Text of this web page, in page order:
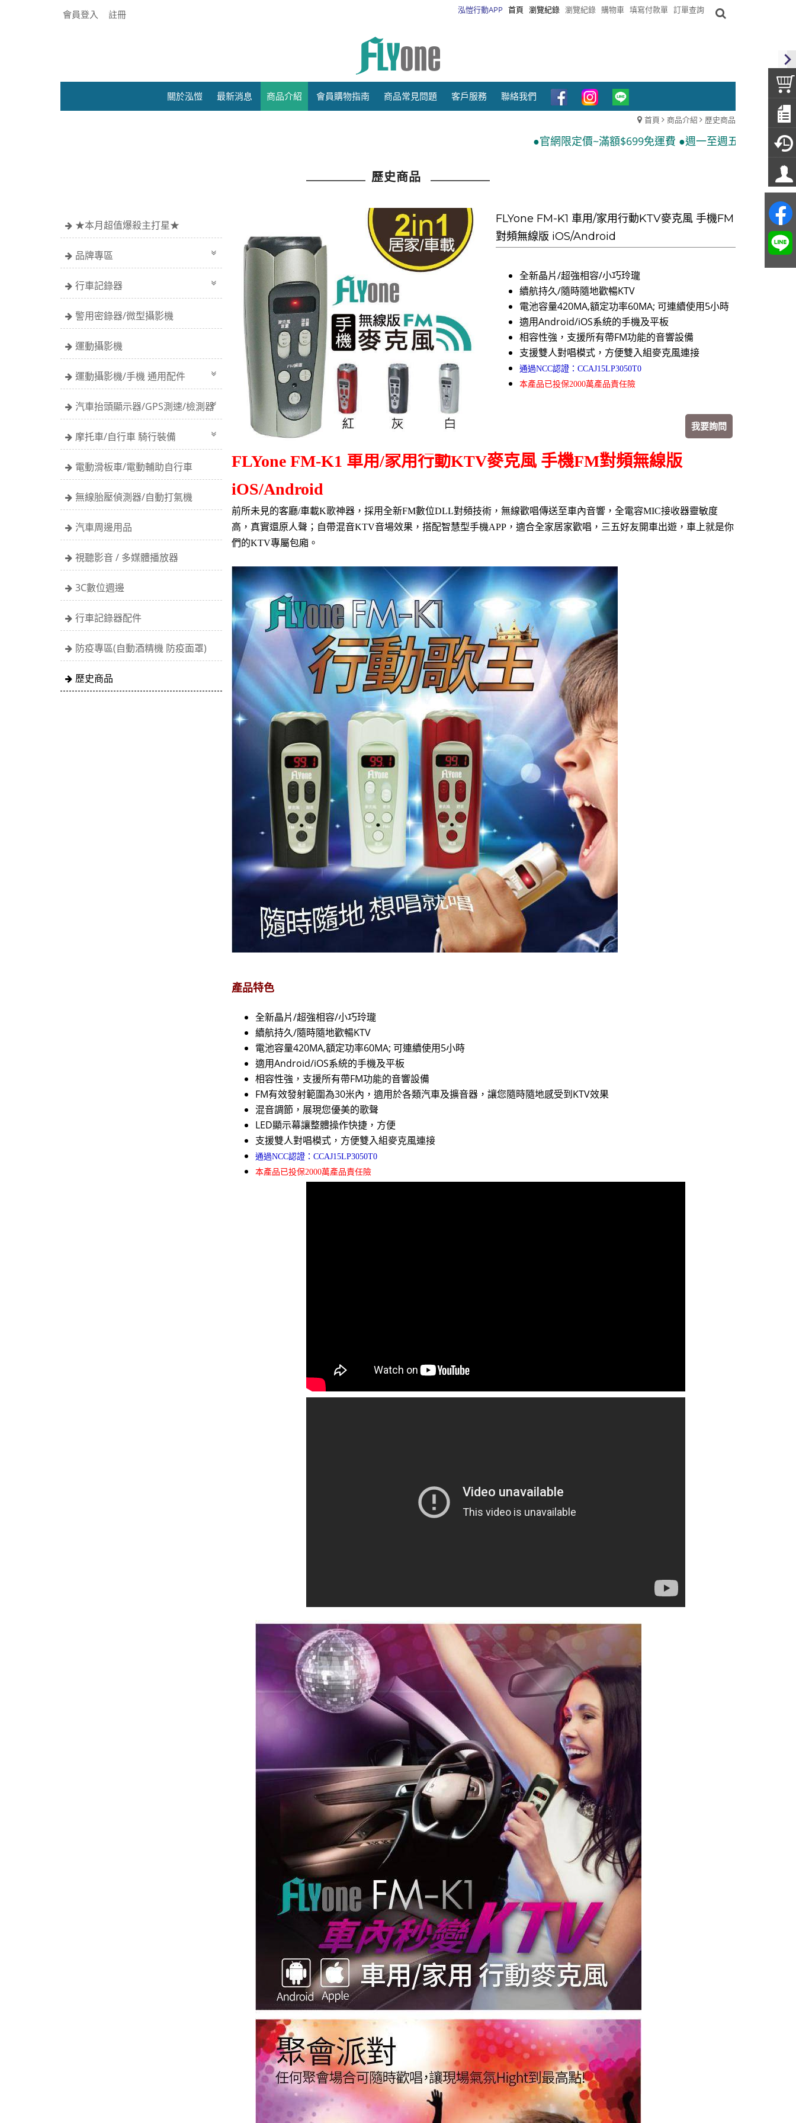
泓愷行動APP 首頁 瀏覽紀錄 瀏覽紀錄 購物車 填寫付款單 訂單查詢
會員登入 註冊
關於泓愷 最新消息 商品介紹 會員購物指南 商品常見問題 客戶服務 聯絡我們
首頁 商品介紹 歷史商品
●官網限定價~滿額$699免運費 ●週一至週五 當天下單 隔日出貨●運送方
歷史商品
★本月超值爆殺主打星★
品牌專區
行車記錄器
警用密錄器/微型攝影機
運動攝影機
運動攝影機/手機 通用配件
汽車抬頭顯示器/GPS測速/檢測器
摩托車/自行車 騎行裝備
電動滑板車/電動輔助自行車
無線胎壓偵測器/自動打氣機
汽車周邊用品
視聽影音 / 多媒體播放器
3C數位週邊
行車記錄器配件
防疫專區(自動酒精機 防疫面罩)
歷史商品
FLYone FM-K1 車用/家用行動KTV麥克風 手機FM
對頻無線版 iOS/Android
全新晶片/超強相容/小巧玲瓏
續航持久/隨時隨地歡暢KTV
電池容量420MA,額定功率60MA; 可連續使用5小時
適用Android/iOS系統的手機及平板
相容性強，支援所有帶FM功能的音響設備
支援雙人對唱模式，方便雙入組麥克風連接
通過NCC認證：CCAJ15LP3050T0
本產品已投保2000萬產品責任險
我要詢問
FLYone FM-K1 車用/家用行動KTV麥克風 手機FM對頻無線版
iOS/Android
前所未見的客廳/車載K歌神器，採用全新FM數位DLL對頻技術，無線歡唱傳送至車內音響，全電容MIC接收器靈敏度
高，真實還原人聲；自帶混音KTV音場效果，搭配智慧型手機APP，適合全家居家歡唱，三五好友開車出遊，車上就是你
們的KTV專屬包廂。
產品特色
全新晶片/超強相容/小巧玲瓏
續航持久/隨時隨地歡暢KTV
電池容量420MA,額定功率60MA; 可連續使用5小時
適用Android/iOS系統的手機及平板
相容性強，支援所有帶FM功能的音響設備
FM有效發射範圍為30米內，適用於各類汽車及擴音器，讓您隨時隨地感受到KTV效果
混音調節，展現您優美的歌聲
LED顯示幕讓整體操作快捷，方便
支援雙人對唱模式，方便雙入組麥克風連接
通過NCC認證：CCAJ15LP3050T0
本產品已投保2000萬產品責任險